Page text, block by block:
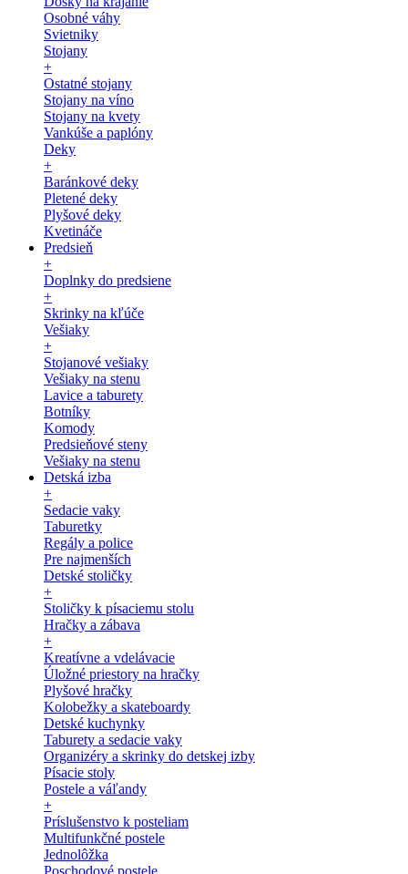
Osobné váhy
Svietniky
Stojany
+
Ostatné stojany
Stojany na víno
Stojany na kvety
Vankúše a paplóny
Deky
+
Baránkové deky
Pletené deky
Plyšové deky
Kvetináče
Predsieň
+
Doplnky do predsiene
+
Skrinky na kľúče
Vešiaky
+
Stojanové vešiaky
Vešiaky na stenu
Lavice a taburety
Botníky
Komody
Predsieňové steny
Vešiaky na stenu
Detská izba
+
Sedacie vaky
Taburetky
Regály a police
Pre najmenších
Detské stoličky
+
Stoličky k písaciemu stolu
Hračky a zábava
+
Kreatívne a vdelávacie
Úložné priestory na hračky
Plyšové hračky
Kolobežky a skateboardy
Detské kuchynky
Taburety a sedacie vaky
Organizéry a skrinky do detskej izby
Písacie stoly
Postele a váľandy
+
Príslušenstvo k posteliam
Multifunkčné postele
Jednolôžka
Poschodové postele